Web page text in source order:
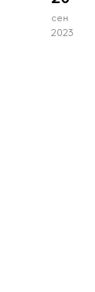
сен
2023